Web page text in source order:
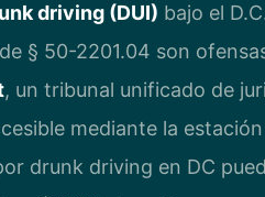
driving (DUI) bajo el
§ 50-2201.04 son
, un tribunal unificado de
mediante la
drunk driving en DC